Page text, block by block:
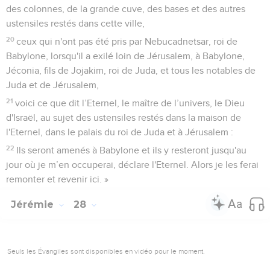
des colonnes, de la grande cuve, des bases et des autres
ustensiles restés dans cette ville,
20 ceux qui n'ont pas été pris par Nebucadnetsar, roi de
Babylone, lorsqu'il a exilé loin de Jérusalem, à Babylone,
Jéconia, fils de Jojakim, roi de Juda, et tous les notables de
Juda et de Jérusalem,
21 voici ce que dit l’Eternel, le maître de l’univers, le Dieu
d'Israël, au sujet des ustensiles restés dans la maison de
l'Eternel, dans le palais du roi de Juda et à Jérusalem :
22 Ils seront amenés à Babylone et ils y resteront jusqu'au
jour où je m’en occuperai, déclare l'Eternel. Alors je les ferai
remonter et revenir ici. »
Jérémie 28
Seuls les Évangiles sont disponibles en vidéo pour le moment.